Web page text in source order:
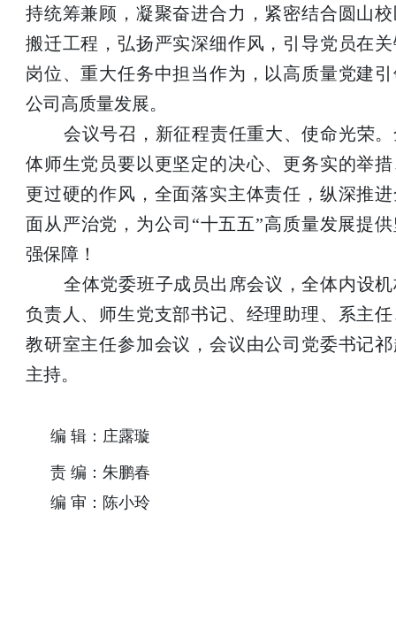
持统筹兼顾，凝聚奋进合力，紧密结合圆山
搬迁工程，弘扬严实深细作风，引导党员在
岗位、重大任务中担当作为，以高质量党建
公司高质量发展。
会议号召，新征程责任重大、使命光荣
体师生党员要以更坚定的决心、更务实的举
更过硬的作风，全面落实主体责任，纵深推
面从严治党，为公司“十五五”高质量发展提
强保障！
全体党委班子成员出席会议，全体内设
负责人、师生党支部书记、经理助理、系主
教研室主任参加会议，会议由公司党委书记
主持。
编 辑：庄露璇
责 编：朱鹏春
编 审：陈小玲